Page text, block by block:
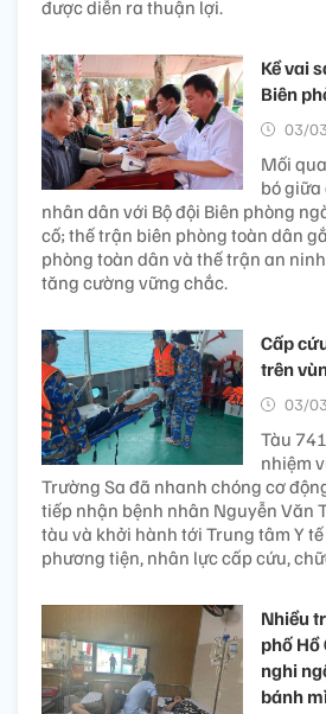
được diễn ra thuận lợi.
Kề vai
Biên
03/
Mối
bó giữa
nhân dân với Bộ đội Biên phòng
cố; thế trận biên phòng toàn dân
phòng toàn dân và thế trận an
tăng cường vững chắc.
Cấp
trên
03/
Tàu
nhiệm
Trường Sa đã nhanh chóng cơ
tiếp nhận bệnh nhân Nguyễn Văn
tàu và khởi hành tới Trung tâm Y
phương tiện, nhân lực cấp cứu,
Nhiều
phố Hồ
nghi
bánh